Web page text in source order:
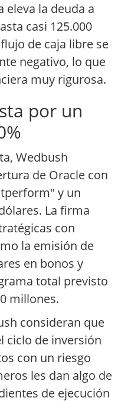
eleva la deuda a
casi 125.000
de caja libre se
negativo, lo que
muy rigurosa.
por un
Wedbush
de Oracle con
y un
La firma
con
la emisión de
en bonos y
total previsto
millones.
consideran que
ciclo de inversión
con un riesgo
les dan algo de
de ejecución